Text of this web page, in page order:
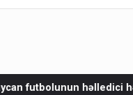
həftəsi... Gedişi var,